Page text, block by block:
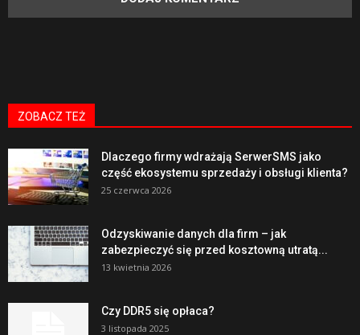
ZOBACZ TEŻ
Dlaczego firmy wdrażają SerwerSMS jako
część ekosystemu sprzedaży i obsługi klienta?
25 czerwca 2026
Odzyskiwanie danych dla firm – jak
zabezpieczyć się przed kosztowną utratą...
13 kwietnia 2026
Czy DDR5 się opłaca?
3 listopada 2025